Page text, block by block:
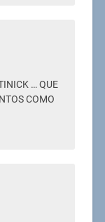
… QUE
COMO